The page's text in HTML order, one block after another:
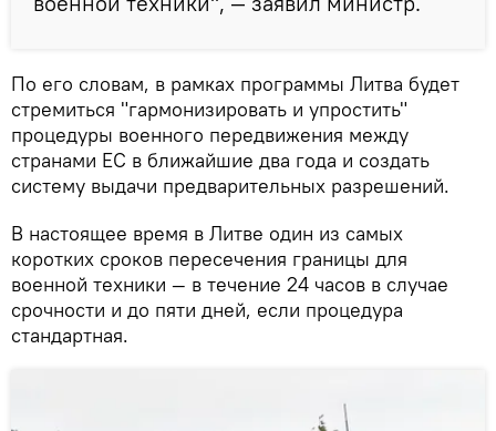
По его словам, в рамках программы Литва будет
стремиться "гармонизировать и упростить"
процедуры военного передвижения между
странами ЕС в ближайшие два года и создать
систему выдачи предварительных разрешений.
В настоящее время в Литве один из самых
коротких сроков пересечения границы для
военной техники — в течение 24 часов в случае
срочности и до пяти дней, если процедура
стандартная.